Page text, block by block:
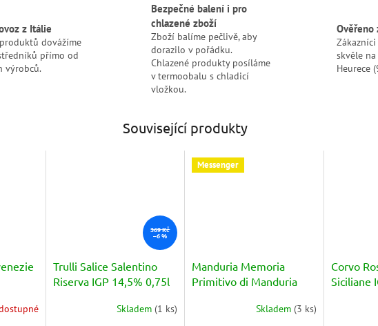
z Itálie
dovážíme
přímo od
výrobců.
Bezpečné balení i pro
chlazené zboží
Zboží balíme pečlivě, aby
dorazilo v pořádku.
Chlazené produkty posíláme
v termoobalu s chladicí
vložkou.
Ověřeno
skvěle na
Heurece
Související produkty
369 Kč
–6 %
Trulli Salice Salentino
Riserva IGP 14,5% 0,75l
Skladem(1 ks)
Messenger
Manduria Memoria
Primitivo di Manduria
Skladem(3 ks)
Corvo
Siciliane